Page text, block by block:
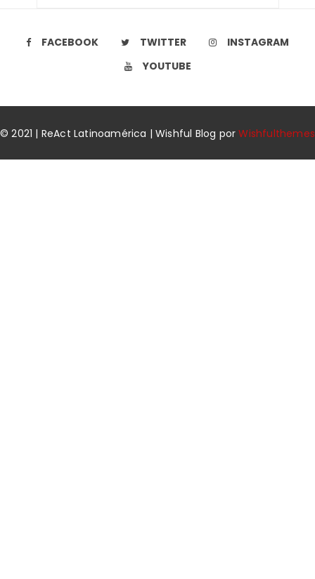
FACEBOOK TWITTER
INSTAGRAM
YOUTUBE
© 2021 | ReAct Latinoamérica | Wishful Blog porWishfulthemes